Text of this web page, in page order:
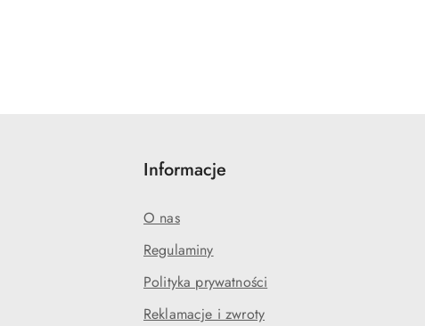
Informacje
O nas
Regulaminy
Polityka prywatności
Reklamacje i zwroty